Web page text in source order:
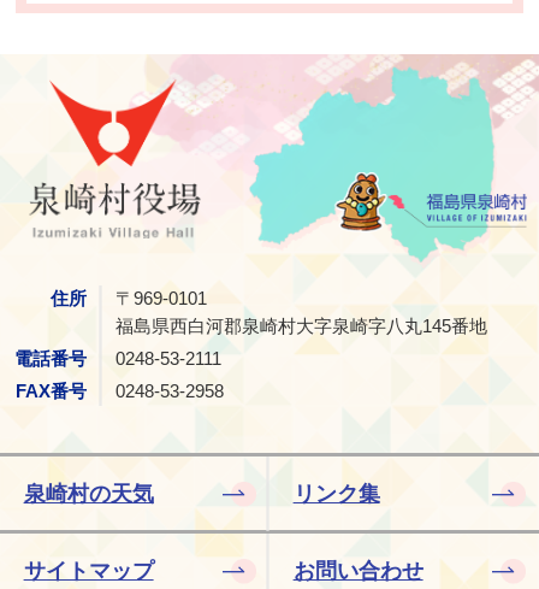
泉崎村
住所
〒969-0101
福島県西白河郡泉崎村大字泉崎字八丸145番地
電話番号
0248-53-2111
FAX番号
0248-53-2958
泉崎村の天気 リンク集
サイトマップ お問い合わせ